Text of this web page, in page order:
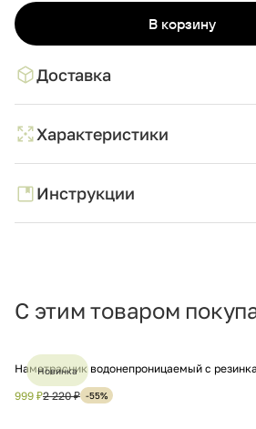
В корзину
Доставка
Характеристики
Инструкции
С этим товаром
Наматрасник водонепроницаемый с
999 ₽2 220 ₽ -55%
Новинка